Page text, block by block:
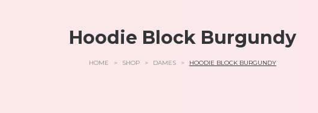
Hoodie Block Burgundy
HOME > SHOP > DAMES > HOODIE BLOCK BURGUNDY